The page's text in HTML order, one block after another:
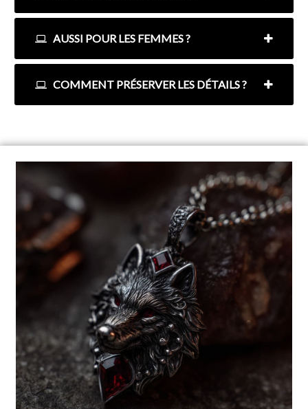
AUSSI POUR LES FEMMES ?
COMMENT PRÉSERVER LES DÉTAILS ?